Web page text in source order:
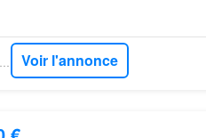
Voir l'annonce